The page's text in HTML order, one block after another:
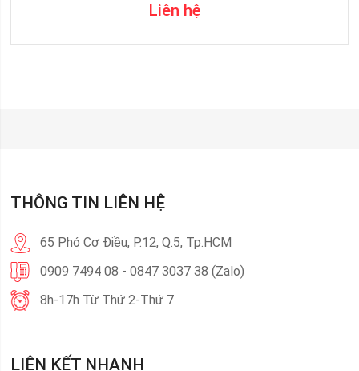
Liên hệ
THÔNG TIN LIÊN HỆ
65 Phó Cơ Điều, P.12, Q.5, Tp.HCM
0909 7494 08 - 0847 3037 38 (Zalo)
8h-17h Từ Thứ 2-Thứ 7
LIÊN KẾT NHANH